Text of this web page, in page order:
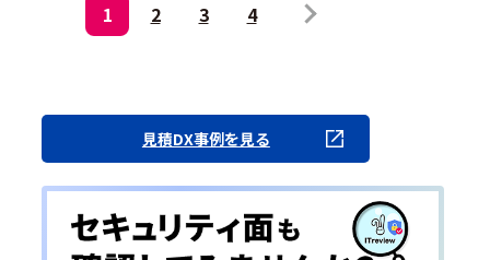
1 2 3 4
見積DX事例を見る